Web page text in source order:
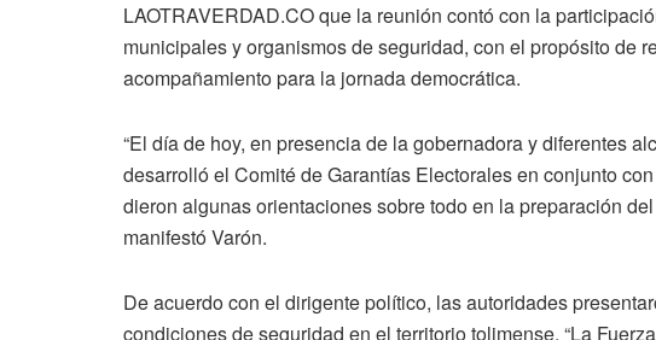
LAOTRAVERDAD.CO que la reunión contó con la
municipales y organismos de seguridad, con el propósito de
acompañamiento para la jornada democrática.
“El día de hoy, en presencia de la gobernadora y diferentes
desarrolló el Comité de Garantías Electorales en conjunto
dieron algunas orientaciones sobre todo en la preparación
manifestó Varón.
De acuerdo con el dirigente político, las autoridades
condiciones de seguridad en el territorio tolimense. “La